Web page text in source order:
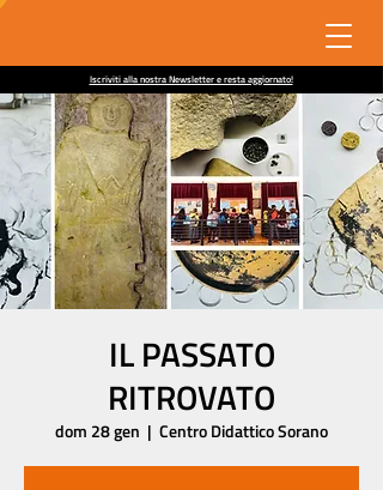
Iscriviti alla nostra Newsletter e resta aggiornato!
IL PASSATO
RITROVATO
dom 28 gen
  |
Centro Didattico Sorano